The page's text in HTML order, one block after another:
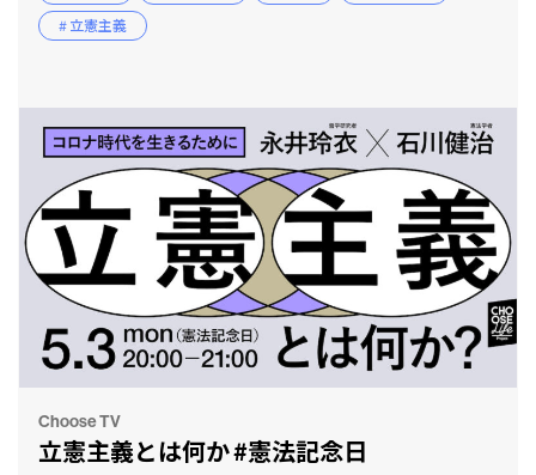
# 立憲主義
Choose TV
立憲主義とは何か #憲法記念日